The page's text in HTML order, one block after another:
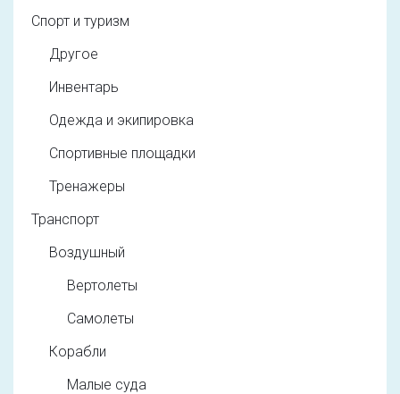
Спорт и туризм
Другое
Инвентарь
Одежда и экипировка
Спортивные площадки
Тренажеры
Транспорт
Воздушный
Вертолеты
Самолеты
Корабли
Малые суда